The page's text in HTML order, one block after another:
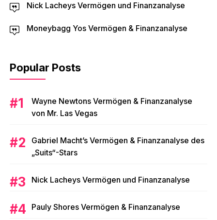
Nick Lacheys Vermögen und Finanzanalyse
Moneybagg Yos Vermögen & Finanzanalyse
Popular Posts
Wayne Newtons Vermögen & Finanzanalyse
von Mr. Las Vegas
Gabriel Macht’s Vermögen & Finanzanalyse des
„Suits“-Stars
Nick Lacheys Vermögen und Finanzanalyse
Pauly Shores Vermögen & Finanzanalyse